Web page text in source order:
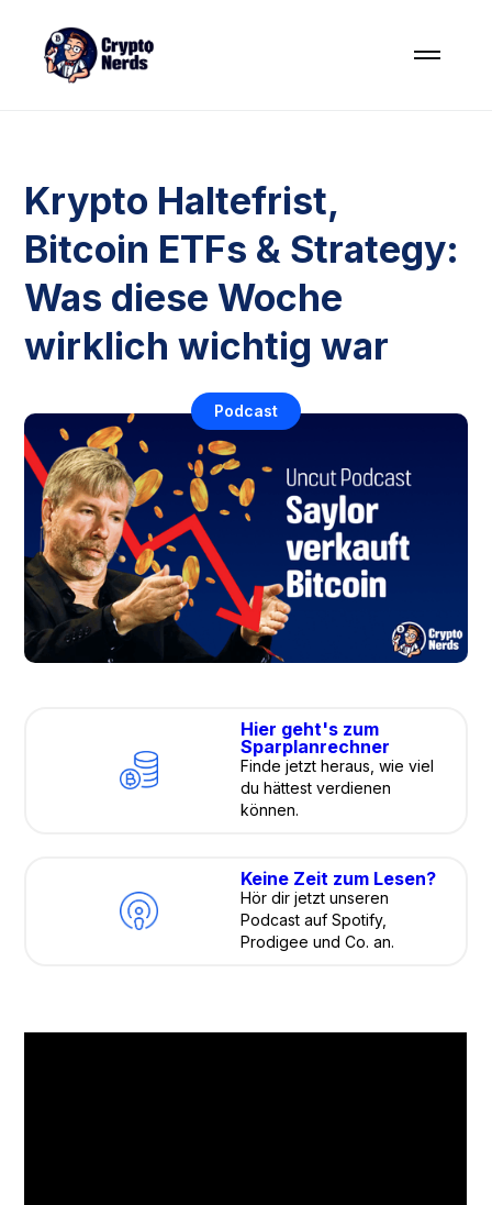
Krypto Haltefrist,
Bitcoin ETFs & Strategy:
Was diese Woche
wirklich wichtig war
Podcast
Hier geht's zum
Sparplanrechner
Finde jetzt heraus, wie viel
du hättest verdienen
können.
Keine Zeit zum Lesen?
Hör dir jetzt unseren
Podcast auf Spotify,
Prodigee und Co. an.